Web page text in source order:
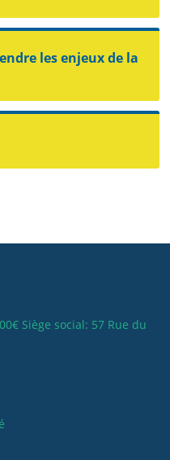
les enjeux de la
Siège social: 57 Rue du